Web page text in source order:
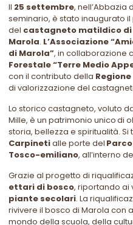
Il 25 settembre, nell’Abbazia
seminario, è stato inaugurato
del castagneto matildico di
Marola. L’Associazione
di Marola”, in collaborazione
Forestale “Terre Medio
con il contributo della
di valorizzazione del
Lo storico castagneto, voluto
Mille, è un patrimonio unico di
storia, bellezza e spiritualità. Si
Carpinetialle porte del
Tosco-emiliano, all’interno
Grazie al progetto di
ettari di bosco, riportando
piante secolari. La
rivivere il bosco di Marola con
mondo della scuola, della